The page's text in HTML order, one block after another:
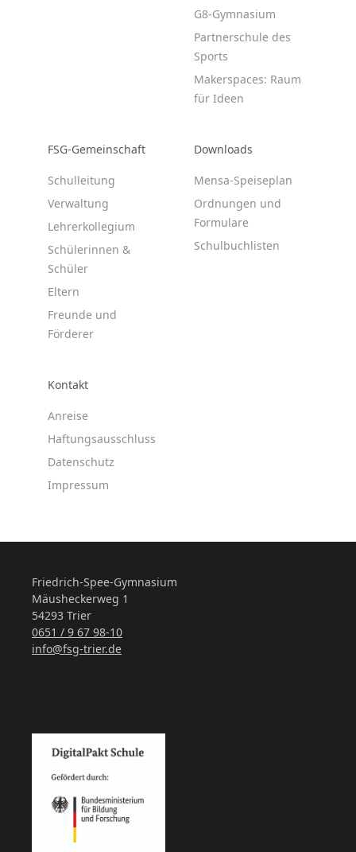
G8-Gymnasium
Partnerschule des
Sports
Makerspaces: Raum
für Ideen
FSG-Gemeinschaft
Schulleitung
Verwaltung
Lehrerkollegium
Schülerinnen &
Schüler
Eltern
Freunde und
Förderer
Downloads
Mensa-Speiseplan
Ordnungen und
Formulare
Schulbuchlisten
Kontakt
Anreise
Haftungsausschluss
Datenschutz
Impressum
Friedrich-Spee-Gymnasium
Mäusheckerweg 1
54293 Trier
0651 / 9 67 98-10
info@fsg-trier.de